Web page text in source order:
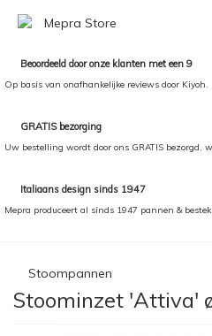
Beoordeeld door onze klanten met een 9
Op basis van onafhankelijke reviews door Kiyoh.
GRATIS bezorging
Uw bestelling wordt door ons GRATIS bezorgd,
Italiaans design sinds 1947
Mepra produceert al sinds 1947 pannen &
Stoompannen
Stoominzet 'Attiva'